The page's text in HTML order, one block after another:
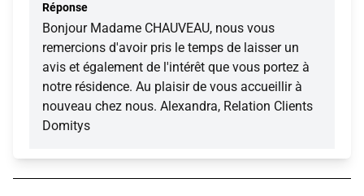
Réponse
Bonjour Madame CHAUVEAU, nous vous
remercions d'avoir pris le temps de laisser un
avis et également de l'intérêt que vous portez à
notre résidence. Au plaisir de vous accueillir à
nouveau chez nous. Alexandra, Relation Clients
Domitys